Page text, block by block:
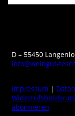
a
g
t
i
D – 55450
info@weingut-
Impressum |
abonnieren